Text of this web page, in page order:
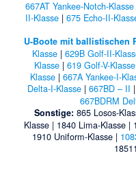
667AT Yankee-Notch-Klasse
II-Klasse| 675 Echo-II-
U-Boote mit ballistischen
Klasse | 629B Golf-II-
Klasse| 619 Golf-V-Klasse
Klasse | 667A Yankee-I-
Delta-I-Klasse| 667BD – II |
667BDRM
Sonstige: 865 Losos-
Klasse | 1840 Lima-Klasse |
1910 Uniform-Klasse |